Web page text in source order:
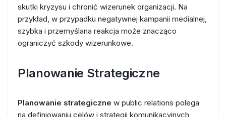
skutki kryzysu i chronić wizerunek organizacji. Na
przykład, w przypadku negatywnej kampanii medialnej,
szybka i przemyślana reakcja może znacząco
ograniczyć szkody wizerunkowe.
Planowanie Strategiczne
Planowanie strategiczne w public relations polega
na definiowaniu celów i strategii komunikacyjnych,